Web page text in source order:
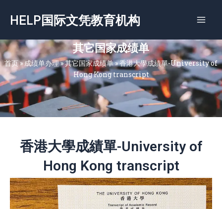
容
HELP国际文凭教育机构
其它国家成绩单
首页»成绩单办理»其它国家成绩单»香港大學成績單-University of
Hong Kong transcript
香港大學成績單-University of
Hong Kong transcript